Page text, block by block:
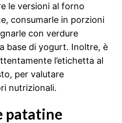
le versioni al forno
consumarle in porzioni
con verdure
base di yogurt. Inoltre, è
l’etichetta al
per valutare
nutrizionali.
patatine